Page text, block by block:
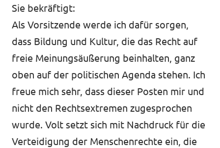
Sie bekräftigt:
Als Vorsitzende werde ich dafür sorgen,
dass Bildung und Kultur, die das Recht auf
freie Meinungsäußerung beinhalten, ganz
oben auf der politischen Agenda stehen. Ich
freue mich sehr, dass dieser Posten mir und
nicht den Rechtsextremen zugesprochen
wurde. Volt setzt sich mit Nachdruck für die
Verteidigung der Menschenrechte ein, die